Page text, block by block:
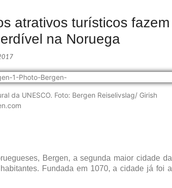
atrativos turísticos fazem
na Noruega
da UNESCO. Foto: Bergen Reiselivslag/ Girish
Bergen, a segunda maior cidade da
Fundada em 1070, a cidade já foi a